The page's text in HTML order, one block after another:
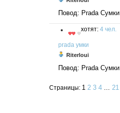
Повод: Prada Сумки
хотят: 4 чел.
prada умки
Riterloui
Повод: Prada Сумки
Страницы: 1 2 3 4 ... 21